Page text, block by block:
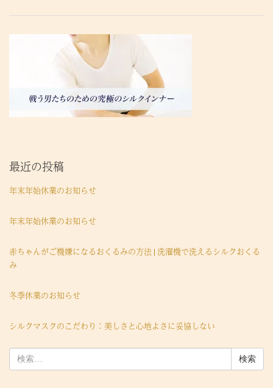
最近の投稿
年末年始休業のお知らせ
年末年始休業のお知らせ
赤ちゃんがご機嫌になるおくるみの方法 | 洗濯機で洗えるシルクおくる
み
冬季休業のお知らせ
シルクマスクのこだわり：美しさと心地よさに妥協しない
索: